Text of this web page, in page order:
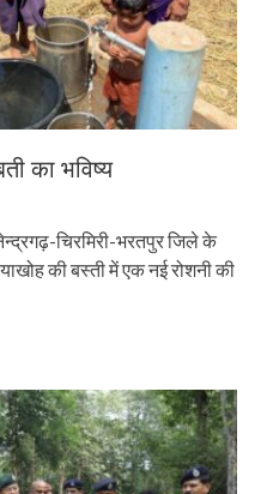
का भविष्य
चिरमिरी-भरतपुर जिले के
की बस्ती में एक नई रोशनी की